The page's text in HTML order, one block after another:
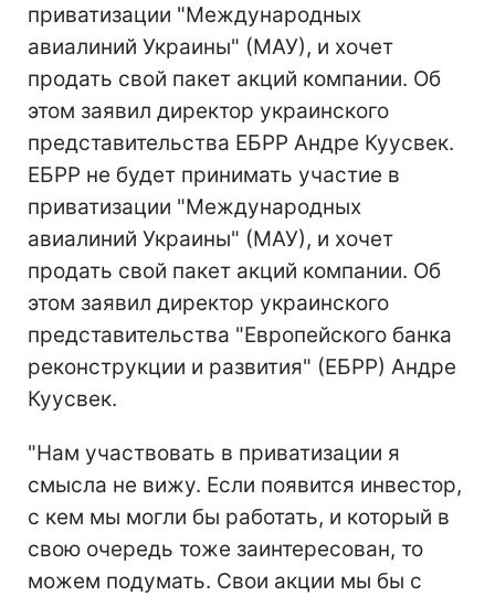
приватизации "Международных
авиалиний Украины" (МАУ), и хочет
продать свой пакет акций компании. Об
этом заявил директор украинского
представительства ЕБРР Андре Куусвек.
ЕБРР не будет принимать участие в
приватизации "Международных
авиалиний Украины" (МАУ), и хочет
продать свой пакет акций компании. Об
этом заявил директор украинского
представительства "Европейского банка
реконструкции и развития" (ЕБРР) Андре
Куусвек.
"Нам участвовать в приватизации я
смысла не вижу. Если появится инвестор,
с кем мы могли бы работать, и который в
свою очередь тоже заинтересован, то
можем подумать. Свои акции мы бы с